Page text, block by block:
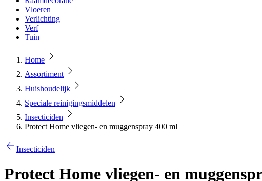
Vloeren
Verlichting
Verf
Tuin
Home
Assortiment
Huishoudelijk
Speciale reinigingsmiddelen
Insecticiden
Protect Home vliegen- en muggenspray 400 ml
Insecticiden
Protect Home vliegen- en